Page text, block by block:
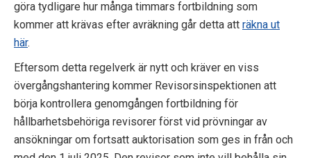
göra tydligare hur många timmars fortbildning som
kommer att krävas efter avräkning går detta att räkna ut
här.
Eftersom detta regelverk är nytt och kräver en viss
övergångshantering kommer Revisorsinspektionen att
börja kontrollera genomgången fortbildning för
hållbarhetsbehöriga revisorer först vid prövningar av
ansökningar om fortsatt auktorisation som ges in från och